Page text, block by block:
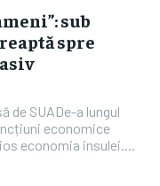
sub
spre
de SUADe-a lungul
economice
economia insulei....